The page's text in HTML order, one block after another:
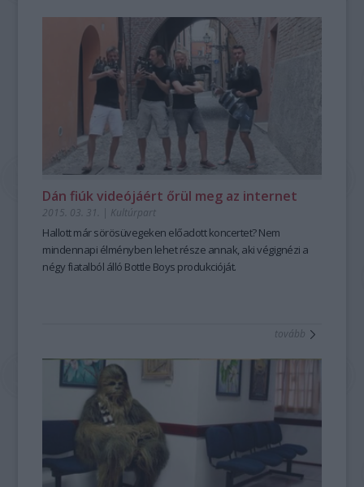
Dán fiúk videójáért őrül meg az internet
2015. 03. 31. | Kultúrpart
Hallott mársörösüvegeken előadott koncertet? Nem
mindennapi élményben lehet része annak, aki végignézi a
négy fiatalból álló Bottle Boys produkcióját.
tovább